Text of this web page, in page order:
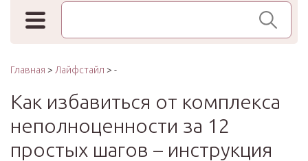
Поиск по сайту
Главная > Лайфстайл > -
Как избавиться от комплекса
неполноценности за 12
простых шагов – инструкция